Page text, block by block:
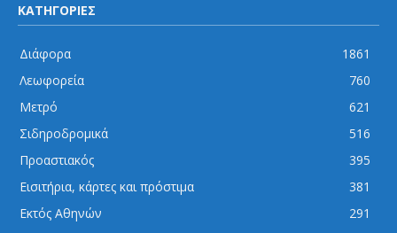
ΚΑΤΗΓΟΡΙΕΣ
Διάφορα
1861
Λεωφορεία
760
Μετρό
621
Σιδηροδρομικά
516
Προαστιακός
395
Εισιτήρια, κάρτες και πρόστιμα
381
Εκτός Αθηνών
291